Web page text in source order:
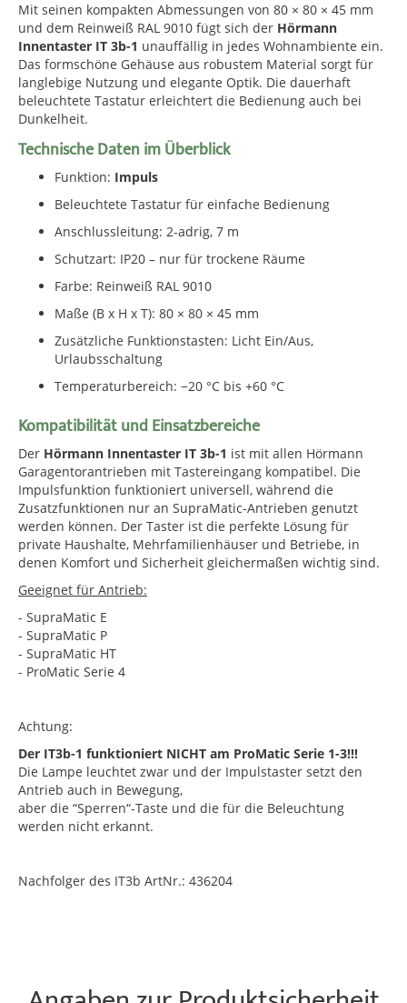
Mit seinen kompakten Abmessungen von 80 × 80 × 45 mm
und dem Reinweiß RAL 9010 fügt sich der Hörmann
Innentaster IT 3b-1 unauffällig in jedes Wohnambiente ein.
Das formschöne Gehäuse aus robustem Material sorgt für
langlebige Nutzung und elegante Optik. Die dauerhaft
beleuchtete Tastatur erleichtert die Bedienung auch bei
Dunkelheit.
Technische Daten im Überblick
Funktion: Impuls
Beleuchtete Tastatur für einfache Bedienung
Anschlussleitung: 2-adrig, 7 m
Schutzart: IP20 – nur für trockene Räume
Farbe: Reinweiß RAL 9010
Maße (B x H x T): 80 × 80 × 45 mm
Zusätzliche Funktionstasten: Licht Ein/Aus,
Urlaubsschaltung
Temperaturbereich: −20 °C bis +60 °C
Kompatibilität und Einsatzbereiche
Der Hörmann Innentaster IT 3b-1 ist mit allen Hörmann
Garagentorantrieben mit Tastereingang kompatibel. Die
Impulsfunktion funktioniert universell, während die
Zusatzfunktionen nur an SupraMatic-Antrieben genutzt
werden können. Der Taster ist die perfekte Lösung für
private Haushalte, Mehrfamilienhäuser und Betriebe, in
denen Komfort und Sicherheit gleichermaßen wichtig sind.
Geeignet für Antrieb:
- SupraMatic E
- SupraMatic P
- SupraMatic HT
- ProMatic Serie 4
Achtung:
Der IT3b-1 funktioniert NICHT am ProMatic Serie 1-3!!!
Die Lampe leuchtet zwar und der Impulstaster setzt den
Antrieb auch in Bewegung,
aber die “Sperren“-Taste und die für die Beleuchtung
werden nicht erkannt.
Nachfolger des IT3b ArtNr.: 436204